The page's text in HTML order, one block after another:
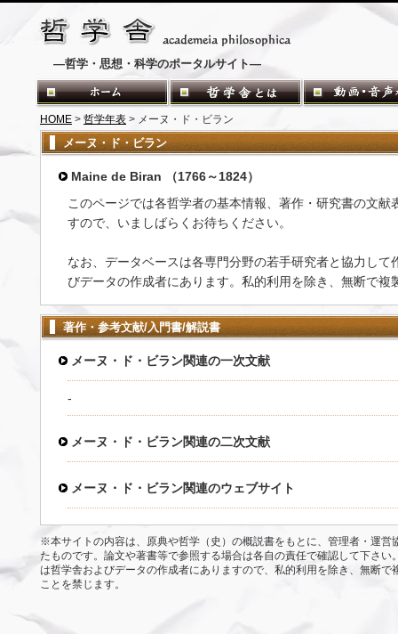
―哲学・思想・科学のポータルサイト―
HOME > 哲学年表 > メーヌ・ド・ビラン
メーヌ・ド・ビラン
Maine de Biran （1766～1824）
このページでは各哲学者の基本情報、著作・研究書の文
すので、いましばらくお待ちください。
なお、データベースは各専門分野の若手研究者と協力し
びデータの作成者にあります。私的利用を除き、無断で複
著作・参考文献/入門書/解説書
メーヌ・ド・ビラン関連の一次文献
-
メーヌ・ド・ビラン関連の二次文献
メーヌ・ド・ビラン関連のウェブサイト
※本サイトの内容は、原典や哲学（史）の概説書をもとに、管理者・運営
たものです。論文や著書等で参照する場合は各自の責任で確認して下さい
は哲学舎およびデータの作成者にありますので、私的利用を除き、無断で
ことを禁じます。